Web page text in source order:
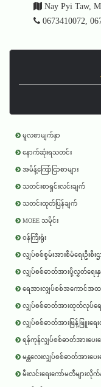
Nay Pyi Taw,
0673410072,
မူလစာမျက်နှာ
နောက်ဆုံးရသတင်း
အမိန့်ကြော်ငြာစာများ
သတင်းစာရှင်းလင်းချက်
သတင်းထုတ်ပြန်ချက်
MOEE သမိုင်း
ဝန်ကြီးရုံး
လျှပ်စစ်စွမ်းအားစီမံရေးဦးစီးဌ
လျှပ်စစ်ဓာတ်အားပို့လွှတ်ရေးနှင့်
ရေအားလျှပ်စစ်အကောင်အထည်
လျှပ်စစ်ဓာတ်အားထုတ်လုပ်ရေး
လျှပ်စစ်ဓာတ်အားဖြန့်ဖြူးရေး
ရန်ကုန်လျှပ်စစ်ဓာတ်အားပေးရ
မန္တလေးလျှပ်စစ်ဓာတ်အားပေး
မီးလင်းရေးကော်မတီများလို